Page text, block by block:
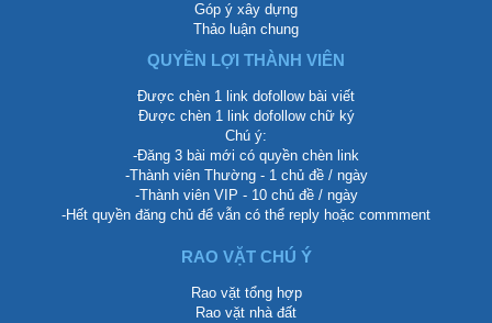
Góp ý xây dựng
Thảo luận chung
QUYỀN LỢI THÀNH VIÊN
Được chèn 1 link dofollow bài viết
Được chèn 1 link dofollow chữ ký
Chú ý:
-Đăng 3 bài mới có quyền chèn link
-Thành viên Thường - 1 chủ đề / ngày
-Thành viên VIP - 10 chủ đề / ngày
-Hết quyền đăng chủ để vẫn có thể reply hoặc commment
RAO VẶT CHÚ Ý
Rao vặt tổng hợp
Rao vặt nhà đất